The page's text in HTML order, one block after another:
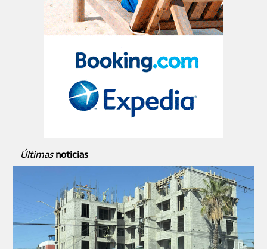
Últimas noticias